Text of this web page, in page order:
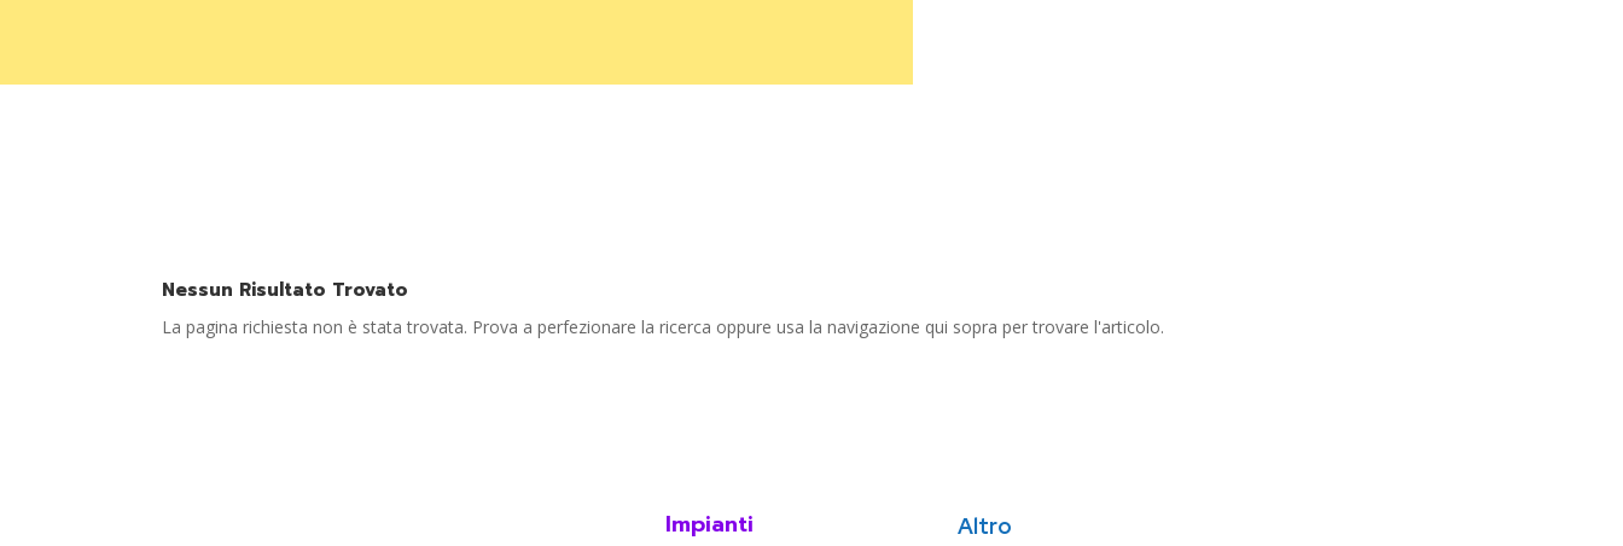
Nessun Risultato Trovato
La pagina richiesta non è stata trovata. Prova a perfezionare la ricerca oppure usa la navigazione qui sopra per trovare l'articolo.
Impianti Altro